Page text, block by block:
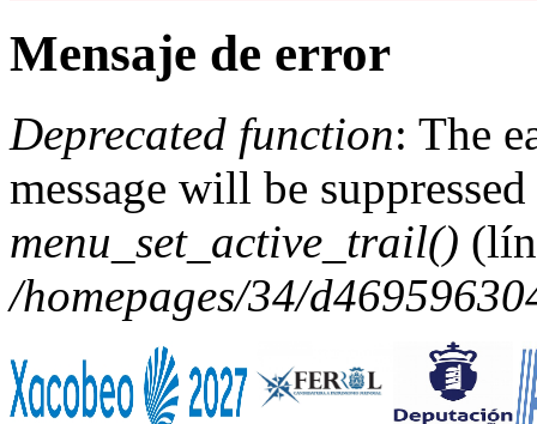
Mensaje de error
Deprecated function: The
message will be
menu_set_active_trail()
/homepages/34/